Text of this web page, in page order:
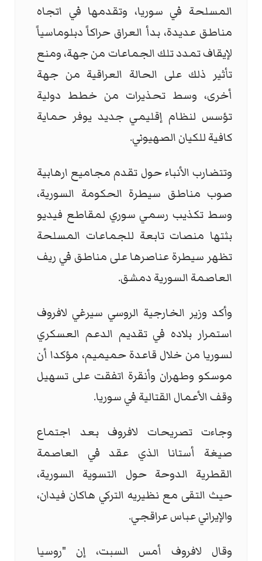
المسلحة في سوريا، وتقدمها في اتجاه
مناطق عديدة، بدأ العراق حراكاً دبلوماسياً
لإيقاف تمدد تلك الجماعات من جهة، ومنع
تأثير ذلك على الحالة العراقية من جهة
أخرى، وسط تحذيرات من خطط دولية
تؤسس لنظام إقليمي جديد يوفر حماية
كافية للكيان الصهيوني.
وتتضارب الأنباء حول تقدم مجاميع ارهابية
صوب مناطق سيطرة الحكومة السورية،
وسط تكذيب رسمي سوري لمقاطع فيديو
بثتها منصات تابعة للجماعات المسلحة
تظهر سيطرة عناصرها على مناطق في ريف
العاصمة السورية دمشق.
وأكد وزير الخارجية الروسي سيرغي لافروف
استمرار بلاده في تقديم الدعم العسكري
لسوريا من خلال قاعدة حميميم، مؤكدا أن
موسكو وطهران وأنقرة اتفقت على تسهيل
وقف الأعمال القتالية في سوريا.
وجاءت تصريحات لافروف بعد اجتماع
صيغة أستانا الذي عقد في العاصمة
القطرية الدوحة حول التسوية السورية،
حيث التقى مع نظيريه التركي هاكان فيدان،
والإيراني عباس عراقجي.
وقال لافروف أمس السبت، إن "روسيا